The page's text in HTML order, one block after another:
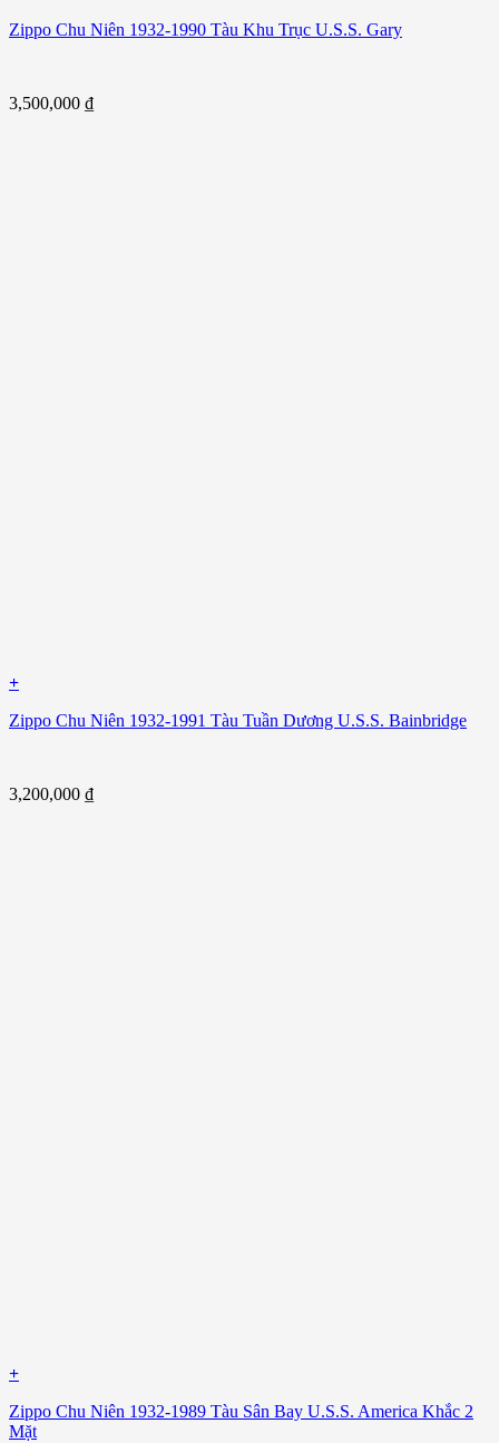
Zippo Chu Niên 1932-1990 Tàu Khu Trục U.S.S. Gary
3,500,000 ₫
+
Zippo Chu Niên 1932-1991 Tàu Tuần Dương U.S.S. Bainbridge
3,200,000 ₫
+
Zippo Chu Niên 1932-1989 Tàu Sân Bay U.S.S. America Khắc 2
Mặt